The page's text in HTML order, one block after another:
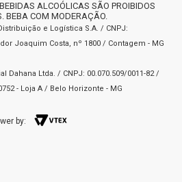
ALCOÓLICAS SÃO PROIBIDOS
BEBA COM MODERAÇÃO.
e Logística S.A. / CNPJ:
Joaquim Costa, nº 1800 / Contagem - MG
Dahana Ltda. / CNPJ: 00.070.509/0011-82 /
- Loja A / Belo Horizonte - MG
by: